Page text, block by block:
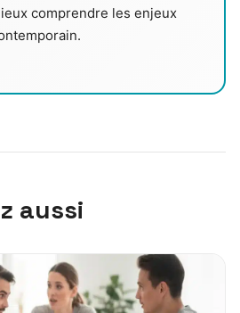
comprendre les enjeux
aussi